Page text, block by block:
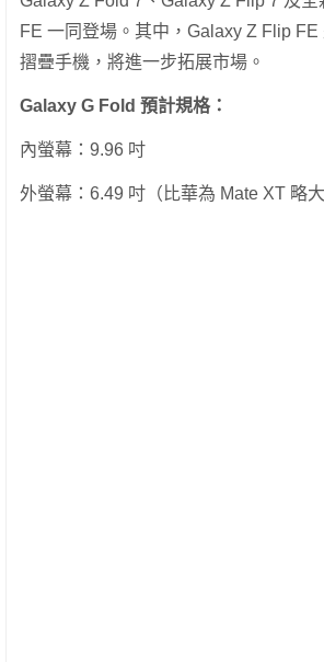
FE 一同登場。其中，Galaxy Z Flip FE
摺疊手機，將進一步拓展市場。
Galaxy G Fold 預計規格：
內螢幕：9.96 吋
外螢幕：6.49 吋（比華為 Mate XT 略大